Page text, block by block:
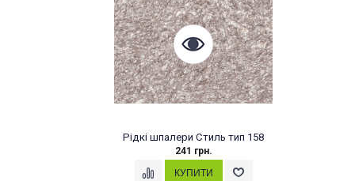
Рідкі шпалери Стиль тип 158
241 грн.